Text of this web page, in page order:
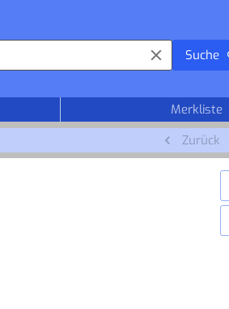
Suche
Merkliste
Zurück